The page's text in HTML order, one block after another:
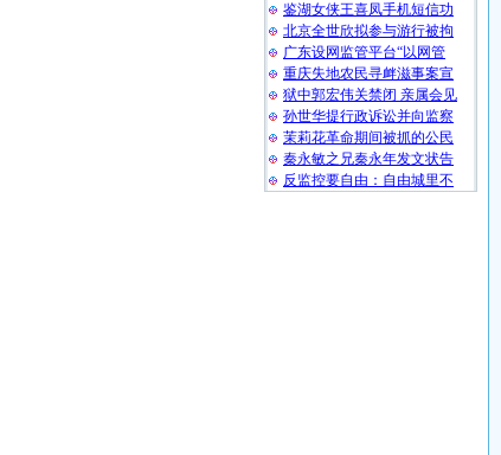
鉴湖女侠王喜凤手机短信功
北京全世欣拟参与游行被拘
广东设网监管平台“以网管
重庆失地农民寻衅滋事案宣
狱中郭宏伟关禁闭 亲属会见
孙世华提行政诉讼并向监察
茉莉花革命期间被抓的公民
秦永敏之兄秦永年发文状告
反监控要自由：自由城里不